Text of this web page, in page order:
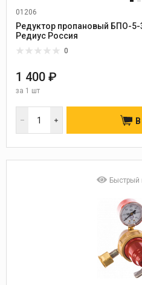
01206
Редуктор пропановый БПО-
Редиус Россия
0
1 400 ₽
за 1 шт
Быстрый